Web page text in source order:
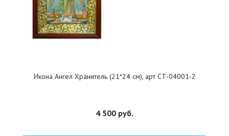
Икона Ангел Хранитель (21*24 см), арт СТ-04001-2
4 500 руб.